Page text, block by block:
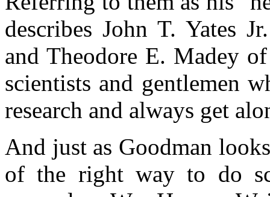
describes John T. Yates
and Theodore E. Madey
scientists and gentlemen
research and always get
And just as Goodman
of the right way to do